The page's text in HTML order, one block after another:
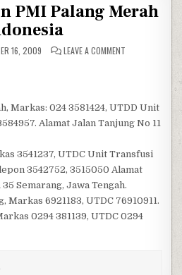
PMI Palang Merah
16, 2009 LEAVE A COMMENTON NOMOR
Markas: 024 3581424, UTDD Unit
Alamat Jalan Tanjung No 11
3541237, UTDC Unit Transfusi
3542752, 3515050 Alamat
Semarang, Jawa Tengah.
Markas 6921183, UTDC 76910911.
0294 381139, UTDC 0294